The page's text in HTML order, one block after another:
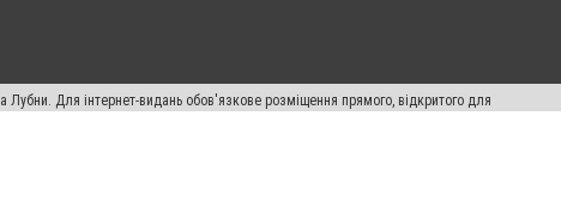
Для інтернет-видань обов'язкове розміщення прямого, відкритого для